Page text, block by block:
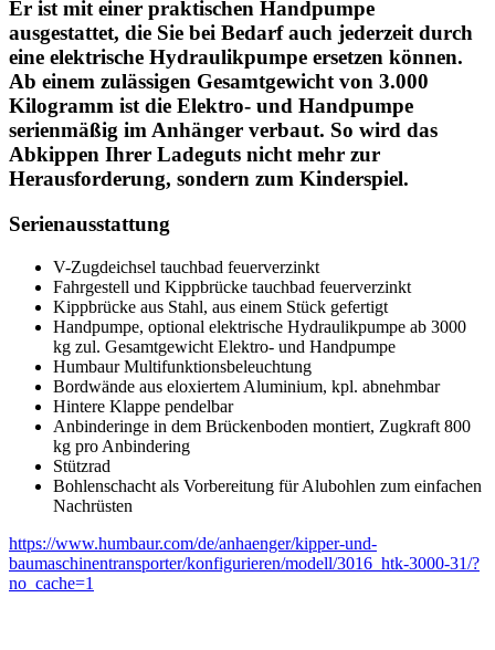
Er ist mit einer praktischen Handpumpe
ausgestattet, die Sie bei Bedarf auch jederzeit durch
eine elektrische Hydraulikpumpe ersetzen können.
Ab einem zulässigen Gesamtgewicht von 3.000
Kilogramm ist die Elektro- und Handpumpe
serienmäßig im Anhänger verbaut. So wird das
Abkippen Ihrer Ladeguts nicht mehr zur
Herausforderung, sondern zum Kinderspiel.
Serienausstattung
V-Zugdeichsel tauchbad feuerverzinkt
Fahrgestell und Kippbrücke tauchbad feuerverzinkt
Kippbrücke aus Stahl, aus einem Stück gefertigt
Handpumpe, optional elektrische Hydraulikpumpe ab 3000
kg zul. Gesamtgewicht Elektro- und Handpumpe
Humbaur Multifunktionsbeleuchtung
Bordwände aus eloxiertem Aluminium, kpl. abnehmbar
Hintere Klappe pendelbar
Anbinderinge in dem Brückenboden montiert, Zugkraft 800
kg pro Anbindering
Stützrad
Bohlenschacht als Vorbereitung für Alubohlen zum einfachen
Nachrüsten
https://www.humbaur.com/de/anhaenger/kipper-und-
baumaschinentransporter/konfigurieren/modell/3016_htk-3000-31/?
no_cache=1